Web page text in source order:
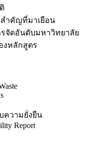
ำคัญที่มาเยือน
รจัดอันดับมหาวิทยาลัย
งหลักสูตร
ความยั่งยืน
Report